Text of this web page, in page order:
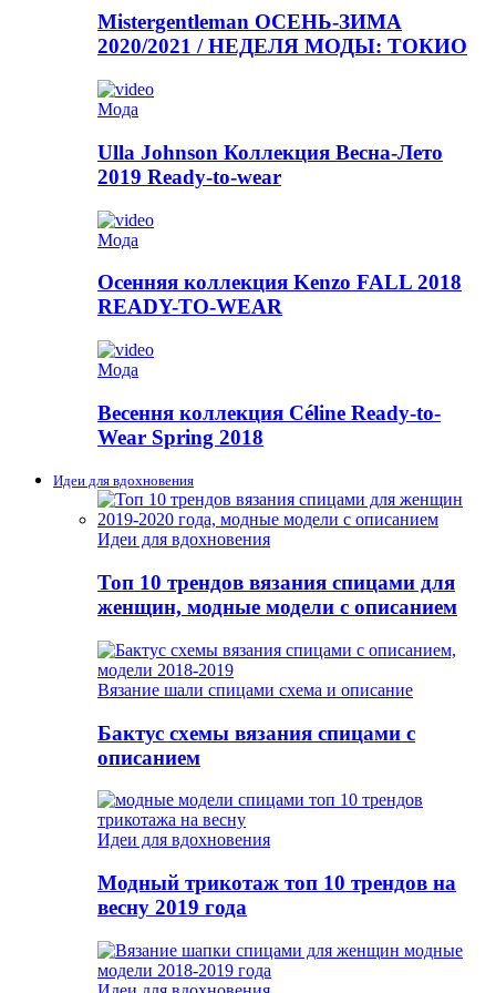
Mistergentleman ОСЕНЬ-ЗИМА
2020/2021 / НЕДЕЛЯ МОДЫ: ТОКИО
Мода
Ulla Johnson Коллекция Весна-Лето
2019 Ready-to-wear
Мода
Осенняя коллекция Kenzo FALL 2018
READY-TO-WEAR
Мода
Весення коллекция Céline Ready-to-
Wear Spring 2018
Идеи для вдохновения
Идеи для вдохновения
Топ 10 трендов вязания спицами для
женщин, модные модели с описанием
Вязание шали спицами схема и описание
Бактус схемы вязания спицами с
описанием
Идеи для вдохновения
Модный трикотаж топ 10 трендов на
весну 2019 года